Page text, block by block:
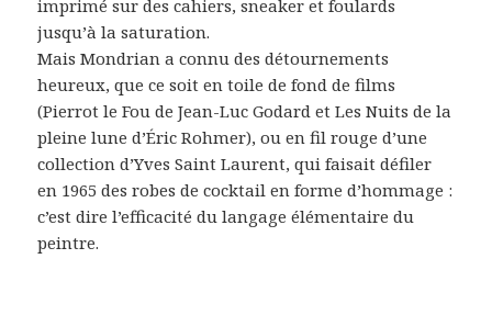
imprimé sur des cahiers, sneaker et foulards
jusqu’à la saturation.
Mais Mondrian a connu des détournements
heureux, que ce soit en toile de fond de films
(Pierrot le Fou de Jean-Luc Godard et Les Nuits de la
pleine lune d’Éric Rohmer), ou en fil rouge d’une
collection d’Yves Saint Laurent, qui faisait défiler
en 1965 des robes de cocktail en forme d’hommage :
c’est dire l’efficacité du langage élémentaire du
peintre.